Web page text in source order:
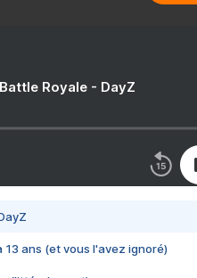
Royale - DayZ
13 ans (et vous l'avez ignoré)